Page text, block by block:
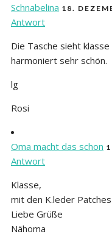
Schnabelina 18.
Antwort
Die Tasche sieht
harmoniert sehr schön.
lg
Rosi
Oma macht das schon
Antwort
Klasse,
mit den K.leder
Liebe Grüße
Nähoma